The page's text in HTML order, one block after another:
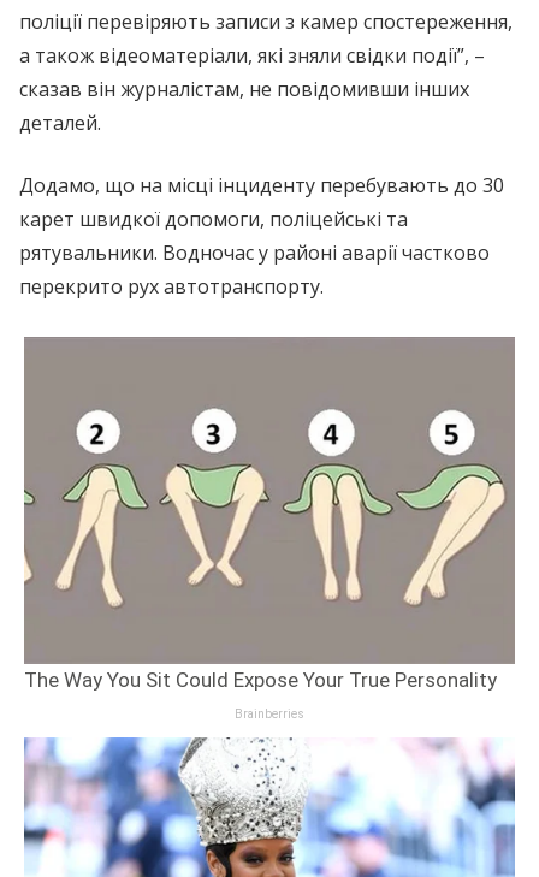
поліції перевіряють записи з камер спостереження,
а також відеоматеріали, які зняли свідки події”, –
сказав він журналістам, не повідомивши інших
деталей.
Додамо, що на місці інциденту перебувають до 30
карет швидкої допомоги, поліцейські та
рятувальники. Водночас у районі аварії частково
перекрито рух автотранспорту.